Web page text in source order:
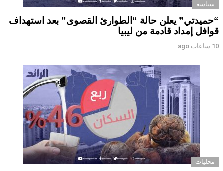
سياسة
“حميدتي” يعلن حالة “الطوارئ القصوى” بعد استهداف
قوافل إمداد قادمة من ليبيا
10 ساعات ago
محليات